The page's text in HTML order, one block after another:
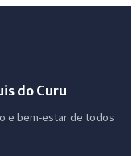
do Curu
e bem-estar de todos